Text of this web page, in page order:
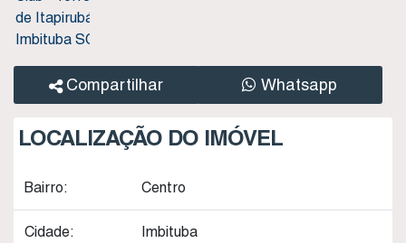
Compartilhar Whatsapp
LOCALIZAÇÃO DO IMÓVEL
Bairro: Centro
Cidade: Imbituba